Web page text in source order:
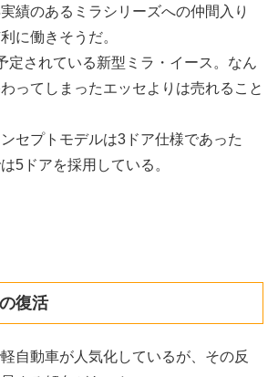
績のあるミラシリーズへの仲間入り
に働きそうだ。
定されている新型ミラ・イース。なん
ってしまったエッセよりは売れること
セプトモデルは3ドア仕様であった
5ドアを採用している。
復活
自動車が人気化しているが、その反